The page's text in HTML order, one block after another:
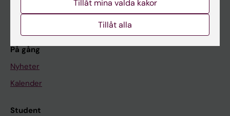
Om KI
På gång
Nyheter
Kalender
Student
Tillåt mina valda kakor
Tillåt alla